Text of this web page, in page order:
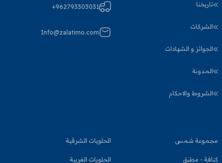
تاريخنا
الشركات
الجوائز و الشهادات
المدونة
الشروط والاحكام
+962793303031
Info@zalatimo.com
مجموعة شمس الحلويات الشرقية
كنافة - مطبق الحلويات الغربية